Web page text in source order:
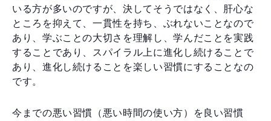
いる方が多いのですが、決してそうではなく、肝心な
ところを抑えて、一貫性を持ち、ぶれないことなので
あり、学ぶことの大切さを理解し、学んだことを実践
することであり、スパイラル上に進化し続けることで
あり、進化し続けることを楽しい習慣にすることなの
です。
今までの悪い習慣（悪い時間の使い方）を良い習慣